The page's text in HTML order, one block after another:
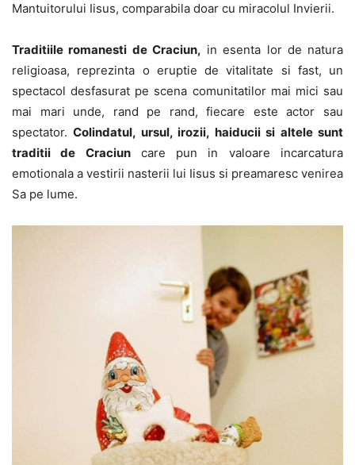
Mantuitorului Iisus, comparabila doar cu miracolul Invierii.
Traditiile romanesti de Craciun, in esenta lor de natura
religioasa, reprezinta o eruptie de vitalitate si fast, un
spectacol desfasurat pe scena comunitatilor mai mici sau
mai mari unde, rand pe rand, fiecare este actor sau
spectator.Colindatul, ursul, irozii, haiducii si altele sunt
traditii de Craciuncare pun in valoare incarcatura
emotionala a vestirii nasterii lui Iisus si preamaresc venirea
Sa pe lume.